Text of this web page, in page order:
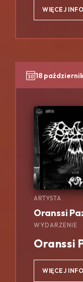
WIĘCEJ
18
ARTYSTA
Oranssi
WYDARZENIE
Oranssi
WIĘCEJ